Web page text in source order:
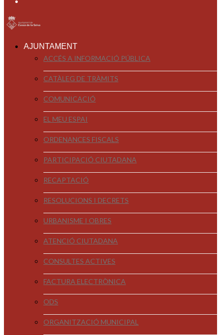
AJUNTAMENT
ACCÉS A INFORMACIÓ PÚBLICA
CATÀLEG DE TRÀMITS
COMUNICACIÓ
EL MEU ESPAI
ORDENANCES FISCALS
PARTICIPACIÓ CIUTADANA
RECAPTACIÓ
RESOLUCIONS I DECRETS
URBANISME I OBRES
ATENCIÓ CIUTADANA
CONSULTES ACTIVES
FACTURA ELECTRÒNICA
ODS
ORGANITZACIÓ MUNICIPAL